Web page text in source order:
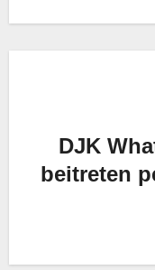
DJK
beitreten